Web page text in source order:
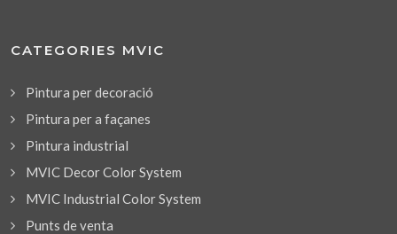
CATEGORIES MVIC
Pintura per decoració
Pintura per a façanes
Pintura industrial
MVIC Decor Color System
MVIC Industrial Color System
Punts de venta